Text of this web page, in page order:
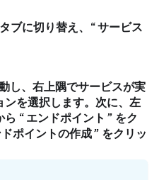
タブに切り替え、
サービス
し、右上隅でサービスが実
を選択します。次に、左
ら
エンドポイント
をク
ポイントの作成
をクリッ